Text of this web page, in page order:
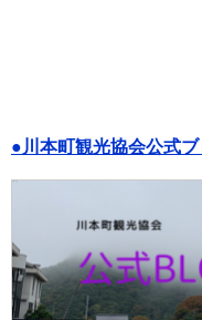
●川本町観光協会公式